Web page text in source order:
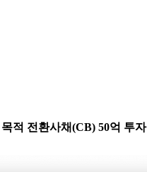
적 전환사채(CB) 50억 투자